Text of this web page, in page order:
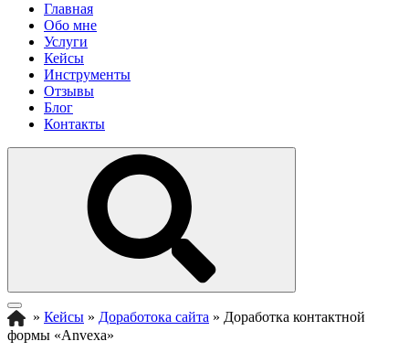
Главная
Обо мне
Услуги
Кейсы
Инструменты
Отзывы
Блог
Контакты
» Кейсы » Доработока сайта » Доработка контактной
формы «Anvexa»